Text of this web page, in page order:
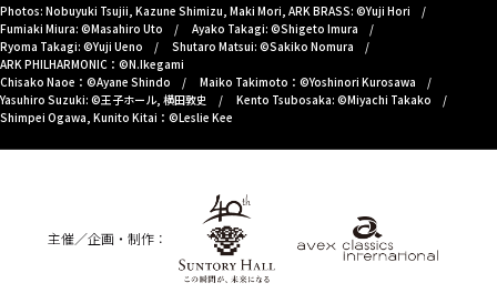
Photos: Nobuyuki Tsujii, Kazune Shimizu, Maki Mori, ARK BRASS: ©Yuji Hori
Fumiaki Miura: ©Masahiro Uto
Ayako Takagi: ©Shigeto Imura
Ryoma Takagi: ©Yuji Ueno
Shutaro Matsui: ©Sakiko Nomura
ARK PHILHARMONIC：©N.Ikegami
Chisako Naoe：©Ayane Shindo
Maiko Takimoto：©Yoshinori Kurosawa
Yasuhiro Suzuki: ©王子ホール, 横田敦史
Kento Tsubosaka: ©Miyachi Takako
Shimpei Ogawa, Kunito Kitai：©Leslie Kee
主催／企画・制作：